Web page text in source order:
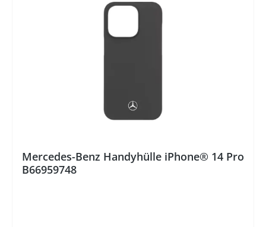
Mercedes-Benz Handyhülle iPhone® 14 Pro
B66959748